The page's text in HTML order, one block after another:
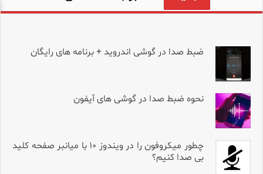
ضبط صدا در گوشی اندروید + برنامه های رایگان
نحوه ضبط صدا در گوشی های آیفون
چطور میکروفون را در ویندوز ۱۰ با میانبر صفحه کلید
بی صدا کنیم؟